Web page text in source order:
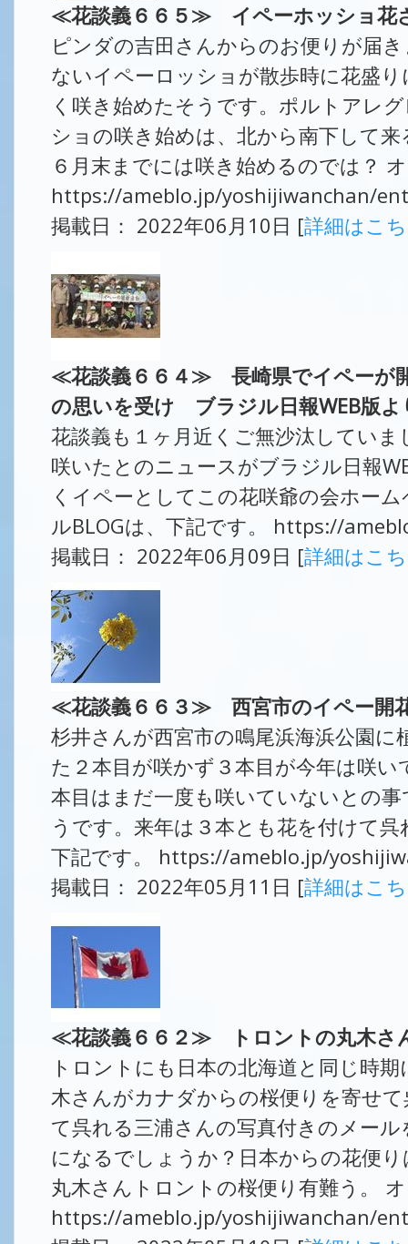
≪花談義６６５≫ イペーホッショ花
ピンダの吉田さんからのお便りが届
ないイペーロッショが散歩時に花盛
く咲き始めたそうです。ポルトアレ
ショの咲き始めは、北から南下して
６月末までには咲き始めるのでは？
https://ameblo.jp/yoshijiwanchan/
掲載日： 2022年06月10日 [詳細はこ
≪花談義６６４≫ 長崎県でイペーが
の思いを受け ブラジル日報WEB版よ
花談義も１ヶ月近くご無沙汰してい
咲いたとのニュースがブラジル日報
くイペーとしてこの花咲爺の会ホー
ルBLOGは、下記です。 https://
掲載日： 2022年06月09日 [詳細はこ
≪花談義６６３≫ 西宮市のイペー開
杉井さんが西宮市の鳴尾浜海浜公園
た２本目が咲かず３本目が今年は咲
本目はまだ一度も咲いていないとの
うです。来年は３本とも花を付けて
下記です。 https://ameblo.jp/
掲載日： 2022年05月11日 [詳細はこ
≪花談義６６２≫ トロントの丸木さ
トロントにも日本の北海道と同じ時
木さんがカナダからの桜便りを寄せ
て呉れる三浦さんの写真付きのメー
になるでしょうか？日本からの花便
丸木さんトロントの桜便り有難う。
https://ameblo.jp/yoshijiwanchan/